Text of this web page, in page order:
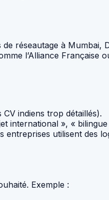
de réseautage à Mumbai,
l’Alliance Française
indiens trop détaillés).
international », «
entreprises utilisent des
Exemple :